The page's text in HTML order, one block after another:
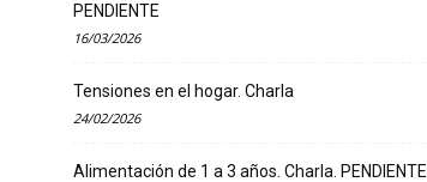
PENDIENTE
16/03/2026
Tensiones en el hogar. Charla
24/02/2026
Alimentación de 1 a 3 años. Charla. PENDIENTE